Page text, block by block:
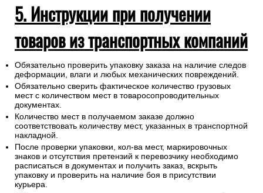
5. Инструкции при получении
товаров из транспортных компаний
Обязательно проверить упаковку заказа на наличие следов
деформации, влаги и любых механических повреждений.
Обязательно сверить фактическое количество грузовых
мест с количеством мест в товаросопроводительных
документах.
Количество мест в получаемом заказе должно
соответствовать количеству мест, указанных в транспортной
накладной.
После проверки упаковки, кол-ва мест, маркировочных
знаков и отсутствия претензий к перевозчику необходимо
расписаться в документах и получить заказ, вскрыть
упаковку и проверить на наличие боя в присутствии
курьера.